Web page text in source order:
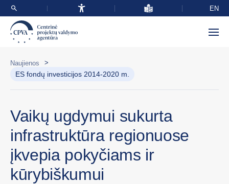
EN
Naujienos >
ES fondų investicijos 2014-2020 m.
Vaikų ugdymui sukurta
infrastruktūra regionuose
įkvepia pokyčiams ir
kūrybiškumui